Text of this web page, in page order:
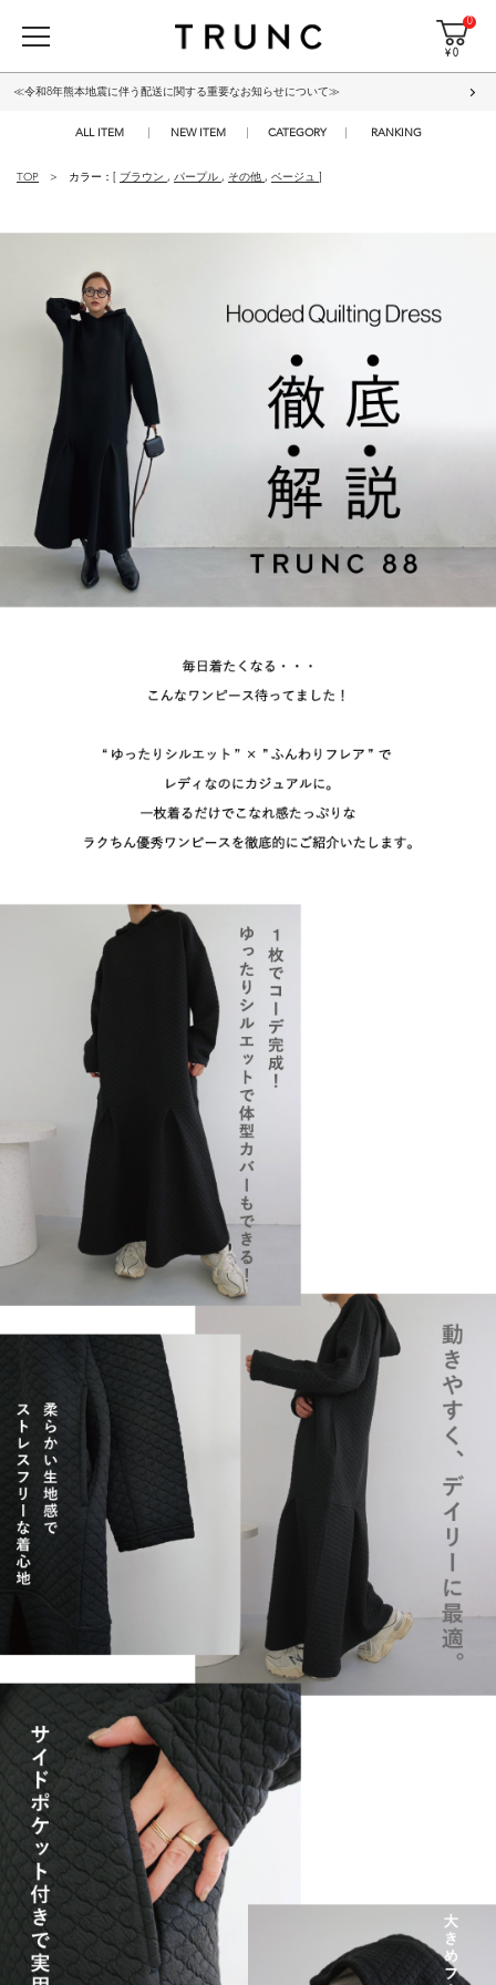
0
¥ 0
≪令和8年熊本地震に伴う配送に関する重要なお知らせについて≫
ALL ITEM NEW ITEM CATEGORY RANKING
TOP カラー：[ ブラウン , パープル , その他 , ベージュ